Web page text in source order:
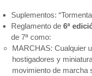
Suplementos:
Reglamento de 6ª
de 7ª como:
MARCHAS: Cualquier
hostigadores y
movimiento de marcha